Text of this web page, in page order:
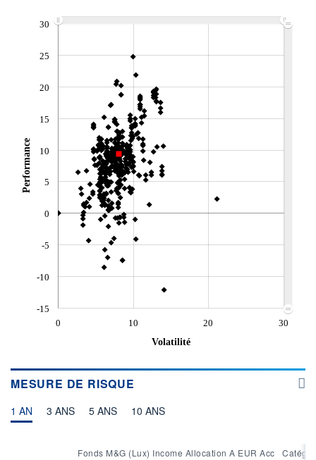
RISQUE DU FONDS (SRI)
3
+ PORTEFEUILLE
-15
-10
-5
0
5
10
15
20
25
30
Performance
0 10 20
30
Volatilité
MESURE DE RISQUE
1 AN 3 ANS 5 ANS 10 ANS
Fonds M&G (Lux) Income Allocation A EUR Acc